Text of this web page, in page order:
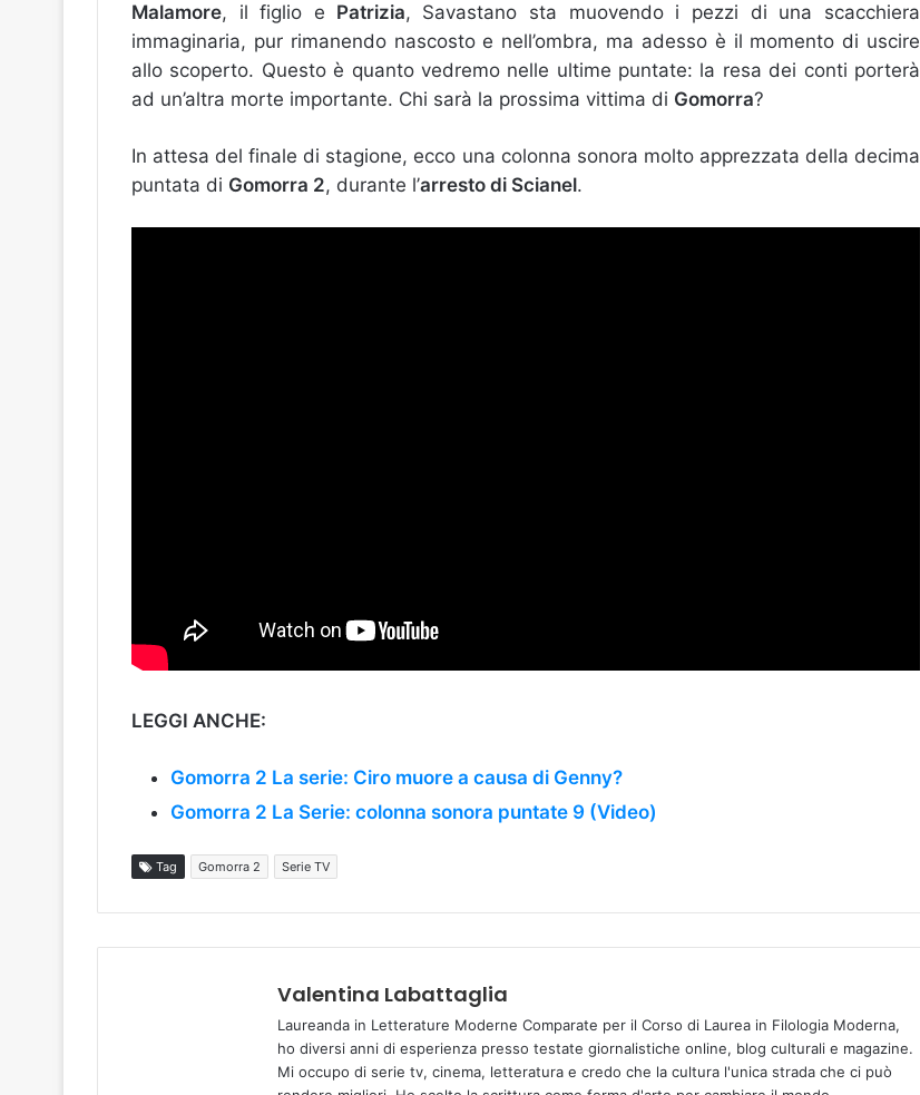
Malamore, il figlio e Patrizia, Savastano sta muovendo i pezzi di una scacchiera
immaginaria, pur rimanendo nascosto e nell’ombra, ma adesso è il momento di uscire
allo scoperto. Questo è quanto vedremo nelle ultime puntate: la resa dei conti porterà
ad un’altra morte importante. Chi sarà la prossima vittima di Gomorra?
In attesa del finale di stagione, ecco una colonna sonora molto apprezzata della decima
puntata di Gomorra 2, durante l’arresto di Scianel.
LEGGI ANCHE:
Gomorra 2 La serie: Ciro muore a causa di Genny?
Gomorra 2 La Serie: colonna sonora puntate 9 (Video)
Tag Gomorra 2 Serie TV
Valentina Labattaglia
Laureanda in Letterature Moderne Comparate per il Corso di Laurea in Filologia Moderna,
ho diversi anni di esperienza presso testate giornalistiche online, blog culturali e magazine.
Mi occupo di serie tv, cinema, letteratura e credo che la cultura l'unica strada che ci può